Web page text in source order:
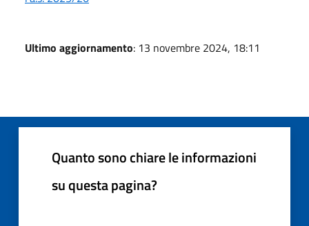
Ultimo aggiornamento: 13 novembre 2024, 18:11
Quanto sono chiare le informazioni
su questa pagina?